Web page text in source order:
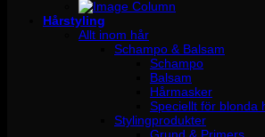
Hårstyling
Allt inom hår
Schampo & Balsam
Schampo
Balsam
Hårmasker
Speciellt för blonda
Stylingprodukter
Grund & Primers